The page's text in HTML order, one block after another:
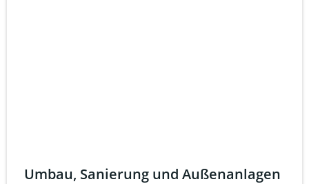
Umbau, Sanierung und Außenanlagen